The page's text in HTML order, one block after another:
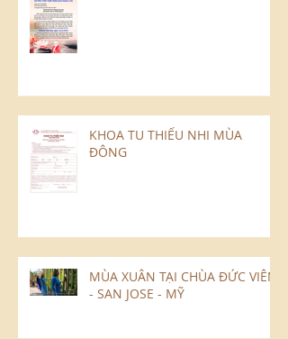
KHOA TU THIẾU NHI MÙA
ĐÔNG
MÙA XUÂN TẠI CHÙA ĐỨC VIÊN
- SAN JOSE - MỸ